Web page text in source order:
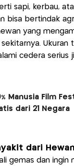
sapi, kerbau,
bisa bertindak
yang
cedera serius
Manusia Film
dari 21 Negara
dari
gemas dan